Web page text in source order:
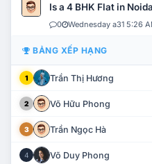
Is a 4 BHK Flat in
0 Wednesday a31 5:26
BẢNG XẾP HẠNG
1 Trần Thị Hương
2 Võ Hữu Phong
3 Trần Ngọc Hà
4 Võ Duy Phong